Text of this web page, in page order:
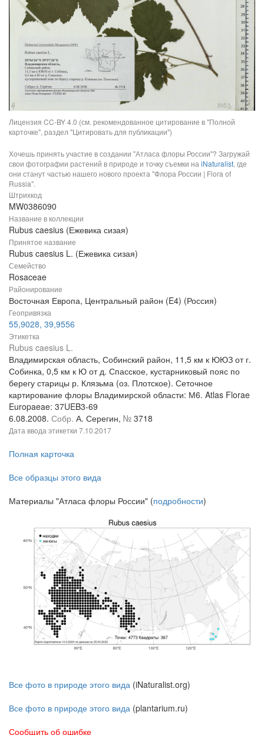
Лицензия CC-BY 4.0 (см. рекомендованное цитирование в "Полной
карточке", раздел "Цитировать для публикации")
Хочешь принять участие в создании "Атласа флоры России"? Загружай
свои фотографии растений в природе и точку съемки наiNaturalist, где
они станут частью нашего нового проекта "Флора России | Flora of
Russia".
Штрихкод
MW0386090
Название в коллекции
Rubus caesius (Ежевика сизая)
Принятое название
Rubus caesius L. (Ежевика сизая)
Семейство
Rosaceae
Районирование
Восточная Европа, Центральный район (E4) (Россия)
Геопривязка
55,9028, 39,9556
Этикетка
Rubus caesius L.
Владимирская область, Собинский район, 11,5 км к ЮЮЗ от г.
Собинка, 0,5 км к Ю от д. Спасское, кустарниковый пояс по
берегу старицы р. Клязьма (оз. Плотское). Сеточное
картирование флоры Владимирской области: М6. Atlas Florae
Europaeae: 37UEB3-69
6.08.2008. Собр. А. Серегин, № 3718
Дата ввода этикетки 7.10.2017
Полная карточка
Все образцы этого вида
Материалы "Атласа флоры России" (подробности)
Все фото в природе этого вида (iNaturalist.org)
Все фото в природе этого вида (plantarium.ru)
Сообщить об ошибке